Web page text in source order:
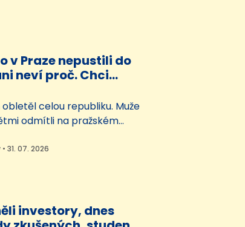
v Praze nepustili do
neví proč. Chci
celou republiku. Muže
odmítli na pražském
sarkasticky hovořil jako o
on…
31. 07. 2026
investory, dnes